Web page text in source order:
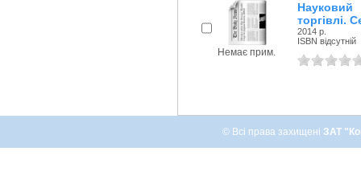
Немає прим.
Науковий
торгівлі.
2014 р.
ISBN відсутній
© Всі права захищені ЗАТ